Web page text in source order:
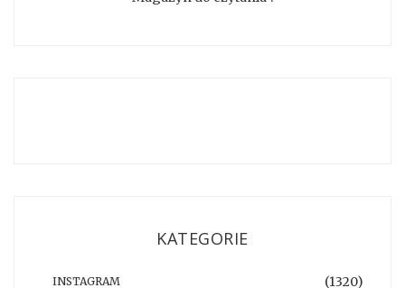
KATEGORIE
INSTAGRAM (1320)